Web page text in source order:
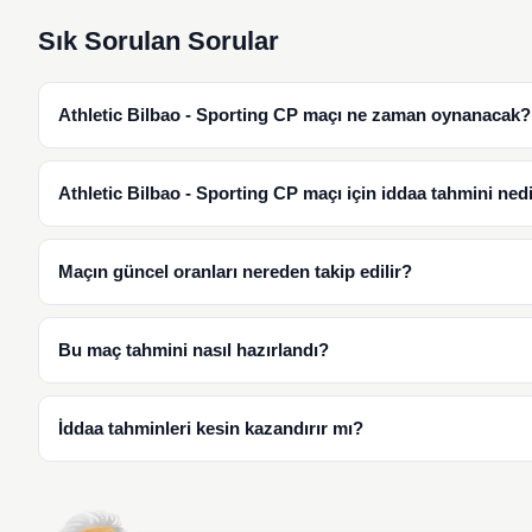
Sık Sorulan Sorular
Athletic Bilbao - Sporting CP maçı ne zaman oynanacak?
Athletic Bilbao - Sporting CP maçı için iddaa tahmini
Maçın güncel oranları nereden takip edilir?
Bu maç tahmini nasıl hazırlandı?
İddaa tahminleri kesin kazandırır mı?